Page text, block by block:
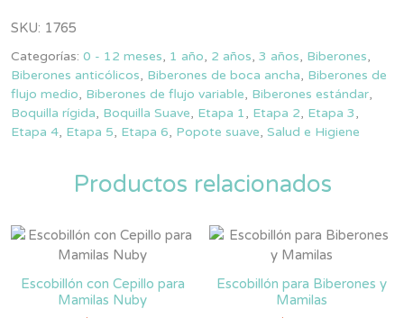
para
Mamilas
y
Vasos
cantidad
SKU: 1765
Categorías: 0 - 12 meses, 1 año, 2 años, 3 años, Biberones,
Biberones anticólicos, Biberones de boca ancha, Biberones de
flujo medio, Biberones de flujo variable, Biberones estándar,
Boquilla rígida, Boquilla Suave, Etapa 1, Etapa 2, Etapa 3,
Etapa 4, Etapa 5, Etapa 6, Popote suave, Salud e Higiene
Productos relacionados
Escobillón con Cepillo para
Mamilas Nuby
Escobillón para Biberones y
Mamilas